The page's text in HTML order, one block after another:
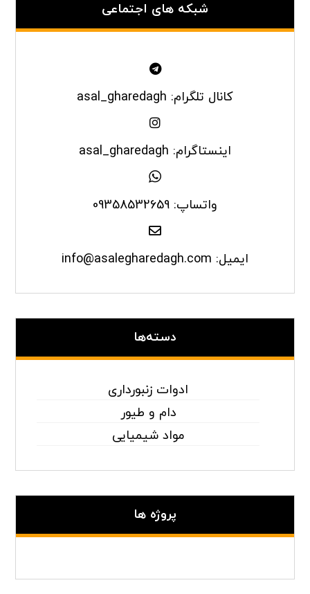
شبکه های اجتماعی
کانال تلگرام: asal_gharedagh
اینستاگرام: asal_gharedagh
واتساپ: 09358532659
ایمیل: info@asalegharedagh.com
دسته‌ها
ادوات زنبورداری
دام و طیور
مواد شیمیایی
پروژه ها